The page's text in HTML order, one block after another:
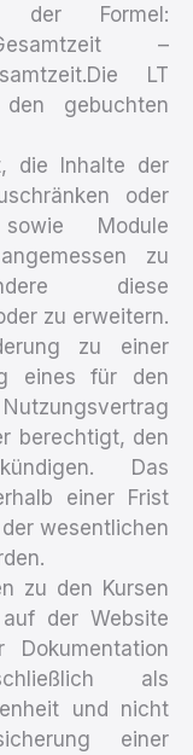
der Formel:
–
LT
gebuchten
die Inhalte der
oder
Module
zu
diese
zu erweitern.
zu einer
eines für den
berechtigt, den
Das
einer Frist
wesentlichen
zu den Kursen
der Website
als
und nicht
einer